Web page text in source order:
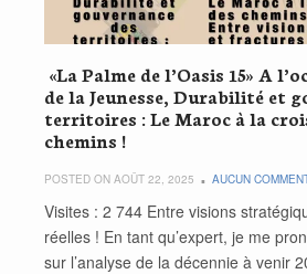
«La Palme de l’Oasis 15» A
de la Jeunesse, Durabilité et
territoires : Le Maroc à la
chemins !
POSTED ON AOÛT 22, 2025 AUCUN
Visites : 2 744 Entre visions
réelles ! En tant qu’expert, je me
sur l’analyse de la décennie à venir